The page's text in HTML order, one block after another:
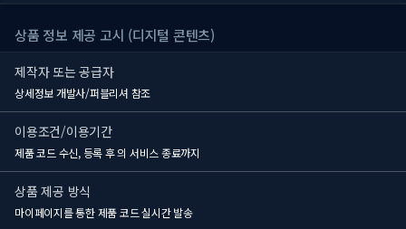
상품 정보 제공 고시 (디지털 콘텐츠)
제작자 또는 공급자
상세정보 개발사/퍼블리셔 참조
이용조건/이용기간
제품 코드 수신, 등록 후의 서비스 종료까지
상품 제공 방식
마이페이지를 통한 제품 코드 실시간 발송